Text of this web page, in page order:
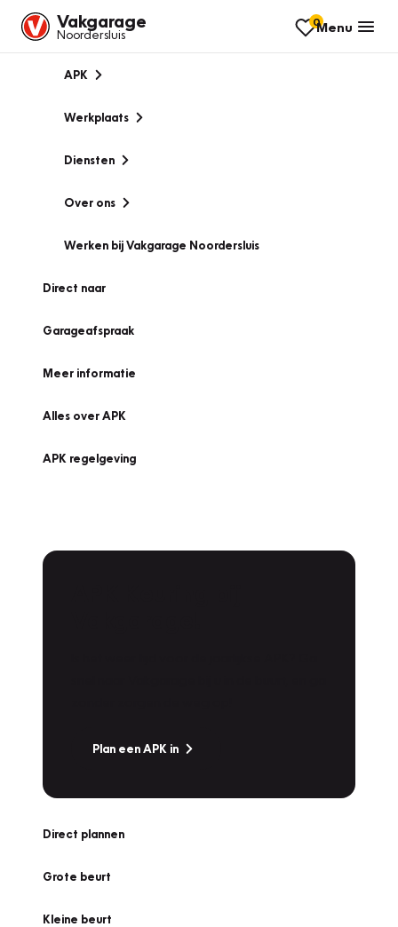
Vakgarage
Noordersluis
0Menu
APK
Werkplaats
Diensten
Over ons
Werken bij Vakgarage Noordersluis
Direct naar
Garageafspraak
Meer informatie
Alles over APK
APK regelgeving
Plan een APK in
Direct plannen
Grote beurt
Kleine beurt